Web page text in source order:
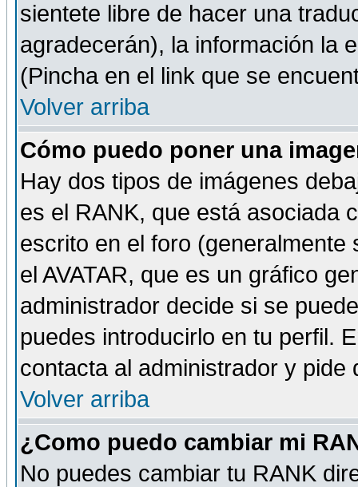
sientete libre de hacer una
agradecerán), la información la
(Pincha en el link que se
Volver arriba
Cómo puedo poner una
Hay dos tipos de imágenes
es el RANK, que está asociada
escrito en el foro
el AVATAR, que es un gráfico
administrador decide si se
puedes introducirlo en tu perfil.
contacta al administrador y
Volver arriba
¿Como puedo cambiar mi
No puedes cambiar tu RANK